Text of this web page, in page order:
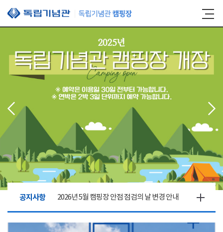
본문 바로가기
공지사항 2026년 5월 캠핑장 안점 점검의 날 변경 안내
캠핑장(9월1일~6일) 미운영 공지